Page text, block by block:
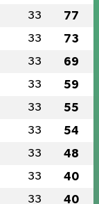
33 77
33 73
33 69
33 59
33 55
33 54
33 48
33 40
33 40